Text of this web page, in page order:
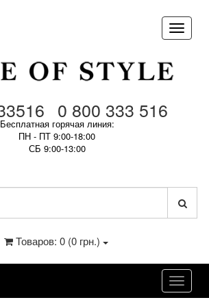
0 800 333 516
Бесплатная горячая линия:
ПН - ПТ 9:00-18:00
СБ 9:00-13:00
Товаров: 0 (0 грн.)